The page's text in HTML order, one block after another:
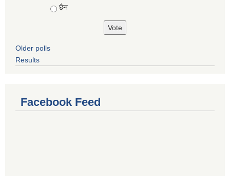
छैन
Older polls
Results
Facebook Feed